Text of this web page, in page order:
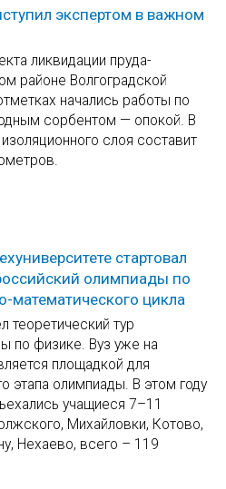
экспертом в важном
ликвидации пруда-
районе Волгоградской
начались работы по
сорбентом — опокой. В
слоя составит
стартовал
олимпиады по
математического цикла
теоретический тур
по физике. Вуз уже на
площадкой для
этапа олимпиады. В этом году
учащиеся 7–11
Михайловки, Котово,
Нехаево, всего – 119